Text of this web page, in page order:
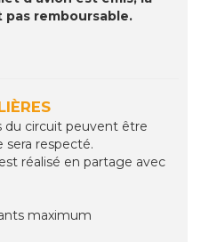
remboursable.
du circuit peuvent être
sera respecté.
réalisé en partage avec
maximum